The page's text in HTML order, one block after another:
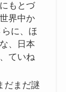
もとづ
界中か
に、ほ
、日本
ていね
だまだ謎